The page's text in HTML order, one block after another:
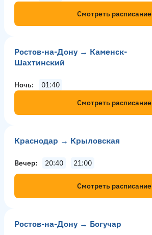
Смотреть расписание
Ростов-на-Дону → Каменск-
Шахтинский
Ночь
01:40
Смотреть расписание
Краснодар → Крыловская
Вечер 20:40 21:00
Смотреть расписание
Ростов-на-Дону → Богучар